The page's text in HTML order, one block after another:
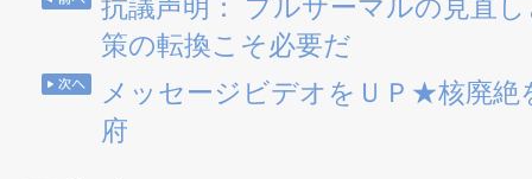
抗議声明： プルサーマルの見直
策の転換こそ必要だ
メッセージビデオをＵＰ★核廃絶
府